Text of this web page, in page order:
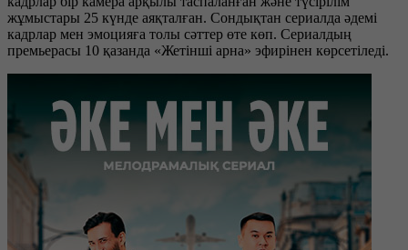
жұмыстары 25 күнде аяқталған. Сондықтан сериалда әдемі
кадрлар мен эмоцияға толы сәттер өте көп. Сериалдың
премьерасы 10 қазанда «Жетінші арна» эфирінен көрсетіледі.